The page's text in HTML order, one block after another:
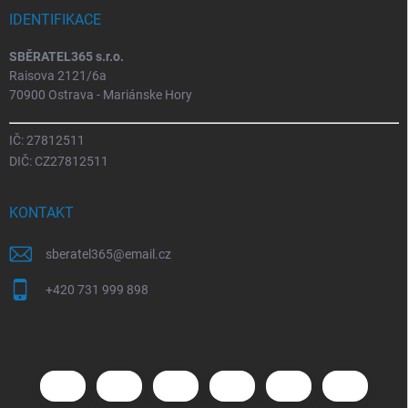
IDENTIFIKACE
SBĚRATEL365 s.r.o.
Raisova 2121/6a
70900 Ostrava - Mariánske Hory
IČ: 27812511
DIČ: CZ27812511
KONTAKT
sberatel365@email.cz
+420 731 999 898